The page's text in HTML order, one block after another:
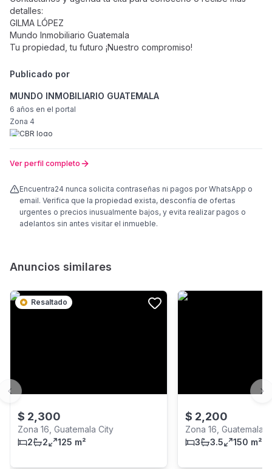
detalles:
GILMA LÓPEZ
Mundo Inmobiliario Guatemala
Tu propiedad, tu futuro ¡Nuestro compromiso!
Publicado por
MUNDO INMOBILIARIO GUATEMALA
6 años en el portal
Zona 4
Ver perfil completo
Encuentra24 nunca solicita contraseñas ni pagos por WhatsApp o
email. Verifica que la propiedad exista, desconfía de ofertas
urgentes o precios inusualmente bajos, y evita realizar pagos o
adelantos sin antes visitar el inmueble.
Anuncios similares
Resaltado
$ 2,300
Zona 16, Guatemala City
2
2 125 m²
$ 2,200
Zona 16, Guatemala
3
3.5 150 m²
Previous slide